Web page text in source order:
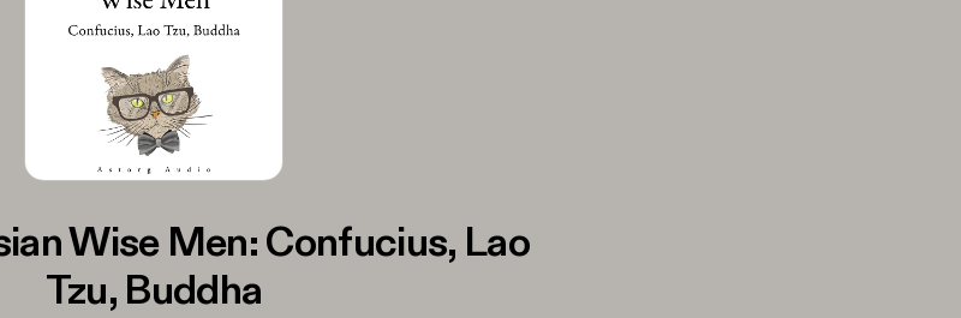
Wise Men: Confucius, Lao
Tzu, Buddha